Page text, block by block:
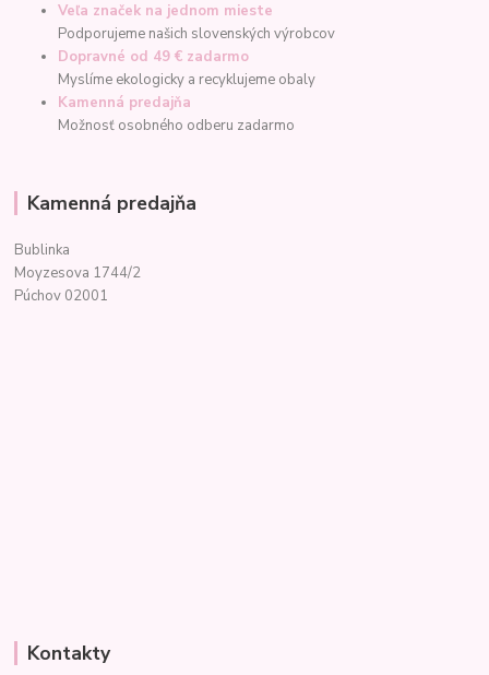
Veľa značek na jednom mieste
Podporujeme našich slovenských výrobcov
Dopravné od 49 € zadarmo
Myslíme ekologicky a recyklujeme obaly
Kamenná predajňa
Možnosť osobného odberu zadarmo
Kamenná predajňa
Bublinka
Moyzesova 1744/2
Púchov 02001
Kontakty